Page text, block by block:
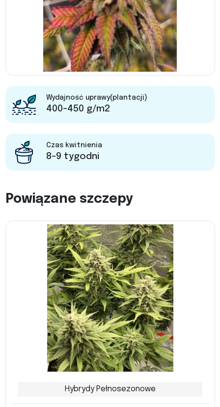
Wydajność uprawy(plantacji)
400-450 g/m2
Czas kwitnienia
8-9 tygodni
Powiązane szczepy
Hybrydy Pełnosezonowe